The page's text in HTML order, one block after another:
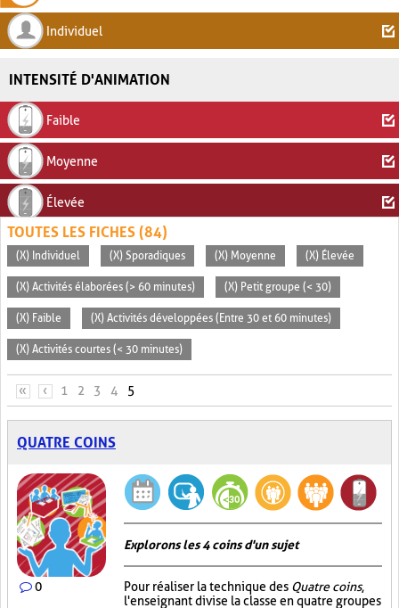
Individuel
INTENSITÉ D'ANIMATION
Faible
Moyenne
Élevée
TOUTES LES FICHES (84)
(X) Individuel (X) Sporadiques (X) Moyenne (X) Élevée
(X) Activités élaborées (> 60 minutes) (X) Petit groupe (< 30)
(X) Faible (X) Activités développées (Entre 30 et 60 minutes)
(X) Activités courtes (< 30 minutes)
PAGES
« ‹ 1 2 3 4 5
QUATRE COINS
0
Explorons les 4 coins d'un sujet
Pour réaliser la technique des Quatre coins,
l'enseignant divise la classe en quatre groupes